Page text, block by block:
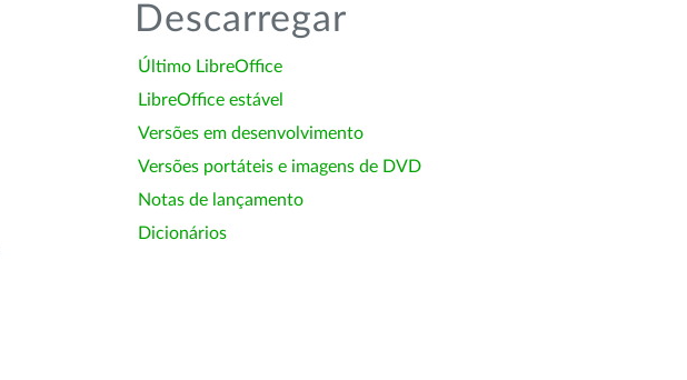
Descarregar
Último LibreOffice
LibreOffice estável
Versões em desenvolvimento
Versões portáteis e imagens de DVD
Notas de lançamento
Dicionários